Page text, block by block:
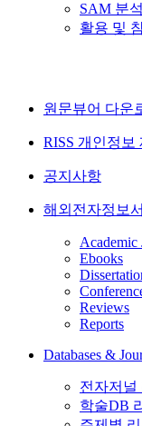
SAM 분
활용 및
원문뷰어 다운
RISS 개인정보
공지사항
해외전자정보
Academic
Ebooks
Reviews
Reports
Databases &
전자저널
학술DB